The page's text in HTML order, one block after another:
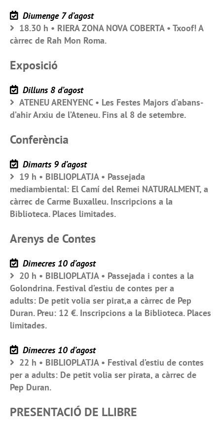
Diumenge 7 d’agost
18.30 h • RIERA ZONA NOVA COBERTA • Txoof! A
càrrec de Rah Mon Roma.
Exposició
Dilluns 8 d’agost
ATENEU ARENYENC • Les Festes Majors d’abans-
d’ahir Arxiu de l’Ateneu. Fins al 8 de setembre.
Conferència
Dimarts 9 d’agost
19 h • BIBLIOPLATJA • Passejada
mediambiental: El Camí del Remei NATURALMENT, a
càrrec de Carme Buxalleu. Inscripcions a la
Biblioteca. Places limitades.
Arenys de Contes
Dimecres 10 d’agost
20 h • BIBLIOPLATJA • Passejada i contes a la
Golondrina. Festival d’estiu de contes per a
adults: De petit volia ser pirat,a a càrrec de Pep
Duran. Preu: 12 €. Inscripcions a la Biblioteca. Places
limitades.
Dimecres 10 d’agost
22 h • BIBLIOPLATJA • Festival d’estiu de contes
per a adults: De petit volia ser pirata, a càrrec de
Pep Duran.
PRESENTACIÓ DE LLIBRE